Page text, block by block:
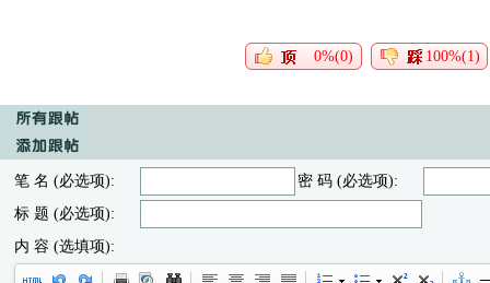
0%(0) 100%(1)
笔 名 (必选项):
密 码 (必选项):
标 题 (必选项):
内 容 (选填项):